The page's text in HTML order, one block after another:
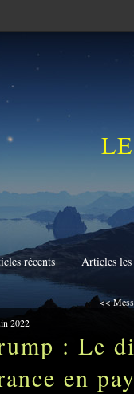
récents Articles
<<
2022
: Le
en